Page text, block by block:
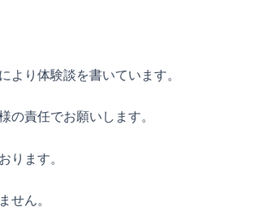
り体験談を書いています。
の責任でお願いします。
ります。
せん。